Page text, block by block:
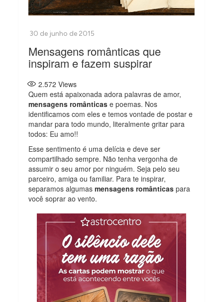
Mensagens românticas que
inspiram e fazem suspirar
2.572 Views
Quem está apaixonada adora palavras de amor,
mensagens românticas e poemas. Nos
identificamos com eles e temos vontade de postar e
mandar para todo mundo, literalmente gritar para
todos: Eu amo!!
Esse sentimento é uma delícia e deve ser
compartilhado sempre. Não tenha vergonha de
assumir o seu amor por ninguém. Seja pelo seu
parceiro, amiga ou familiar. Para te inspirar,
separamos algumasmensagens românticas para
você soprar ao vento.